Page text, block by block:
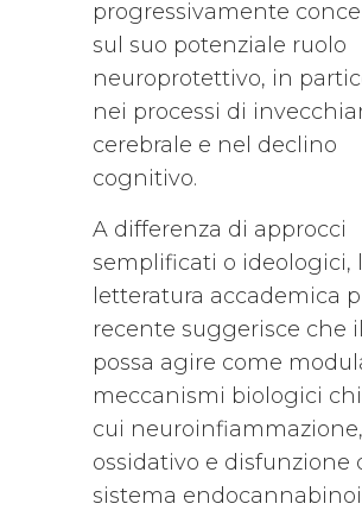
progressivamente
sul suo potenziale ruolo
neuroprotettivo, in
nei processi di
cerebrale e nel declino
cognitivo.
A differenza di approcci
semplificati o ideologici,
letteratura accademica
recente suggerisce che
possa agire come
meccanismi biologici
cui
ossidativo e disfunzione
sistema